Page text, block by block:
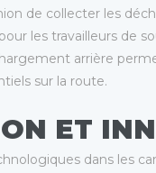
de collecter les
les travailleurs de
arrière
sur la route.
ET
dans les